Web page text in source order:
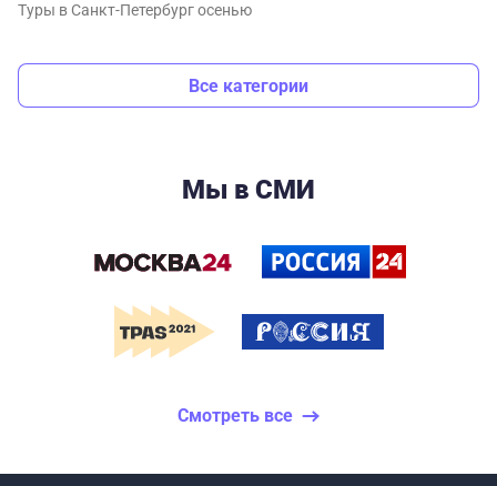
Туры в Санкт-Петербург осенью
Все категории
Мы в СМИ
Смотреть все